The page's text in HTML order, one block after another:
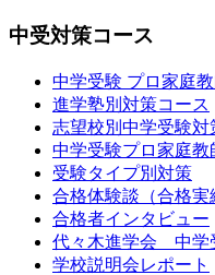
中受対策コース
中学受験 プロ家庭教
進学塾別対策コース
志望校別中学受験対
中学受験プロ家庭教
受験タイプ別対策
合格体験談（合格実
合格者インタビュー
代々木進学会 中学
学校説明会レポート